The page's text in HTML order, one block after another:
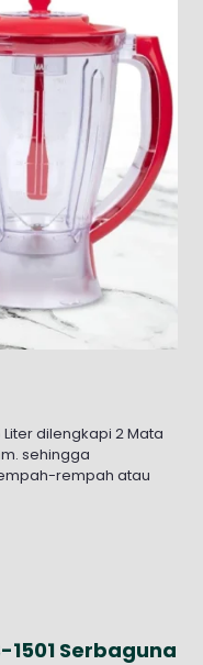
Liter dilengkapi 2 Mata
sehingga
rempah atau
1501 Serbaguna